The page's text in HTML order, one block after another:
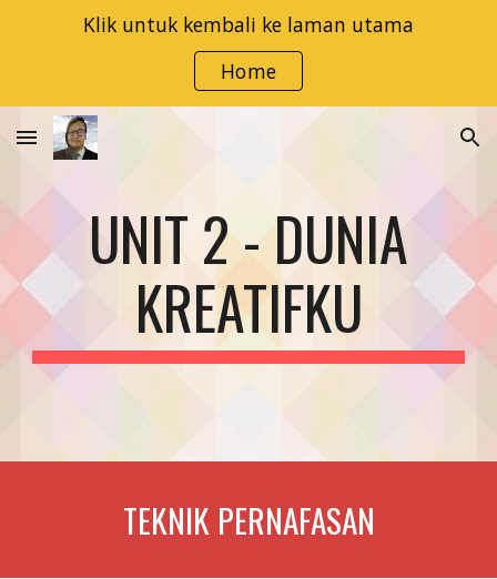
Klik untuk kembali ke laman utama
Home
UNIT 2 - DUNIA
KREATIFKU
TEKNIK PERNAFASAN